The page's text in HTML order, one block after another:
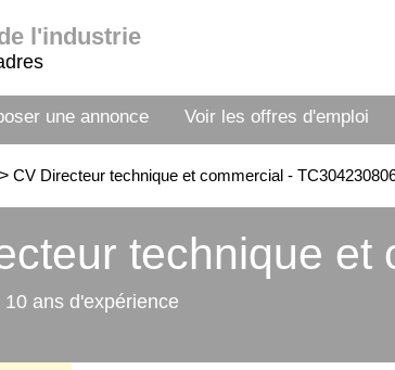
l'industrie
une annonce Voir les offres d'emploi
> CV Directeur technique et commercial -
technique et
10 ans d'expérience